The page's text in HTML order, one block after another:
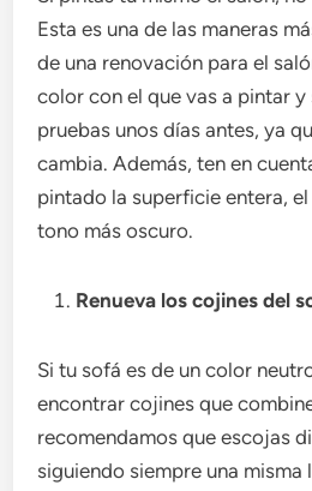
Esta es una de las maneras
de una renovación para el
color con el que vas a pintar y
pruebas unos días antes, ya
cambia. Además, ten en
pintado la superficie entera,
tono más oscuro.
Renueva los cojines del
Si tu sofá es de un color
encontrar cojines que
recomendamos que escojas
siguiendo siempre una misma